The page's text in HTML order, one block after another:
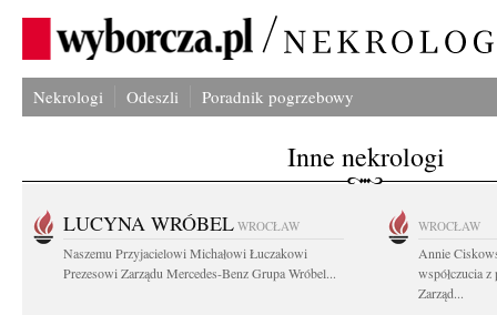
Nekrologi Odeszli Poradnik pogrzebowy
Inne nekrologi
LUCYNA WRÓBEL WROCŁAW
Naszemu Przyjacielowi Michałowi Łuczakowi
Prezesowi Zarządu Mercedes-Benz Grupa Wróbel...
WROCŁAW
Annie
współczucia
Zarząd...